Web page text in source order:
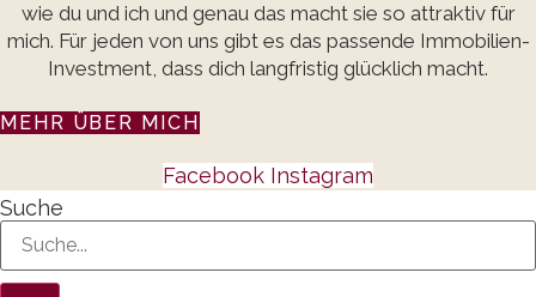
wie du und ich und genau das macht sie so attraktiv für
mich. Für jeden von uns gibt es das passende Immobilien-
Investment, dass dich langfristig glücklich macht.
MEHR ÜBER MICH
Facebook Instagram
Suche